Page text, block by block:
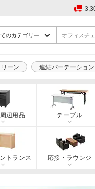
ーン 連結パーテーション
辺用品 テーブル
トランス 応接・ラウンジ